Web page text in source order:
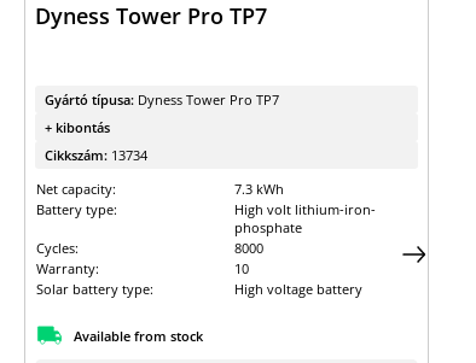
Dyness Tower Pro TP7
Gyártó típusa: Dyness Tower Pro TP7
+ kibontás
Cikkszám: 13734
Net capacity:
7.3 kWh
Battery type:
High volt lithium-iron-
phosphate
Cycles:
8000
Warranty:
10
Solar battery type:
High voltage battery
Available from stock